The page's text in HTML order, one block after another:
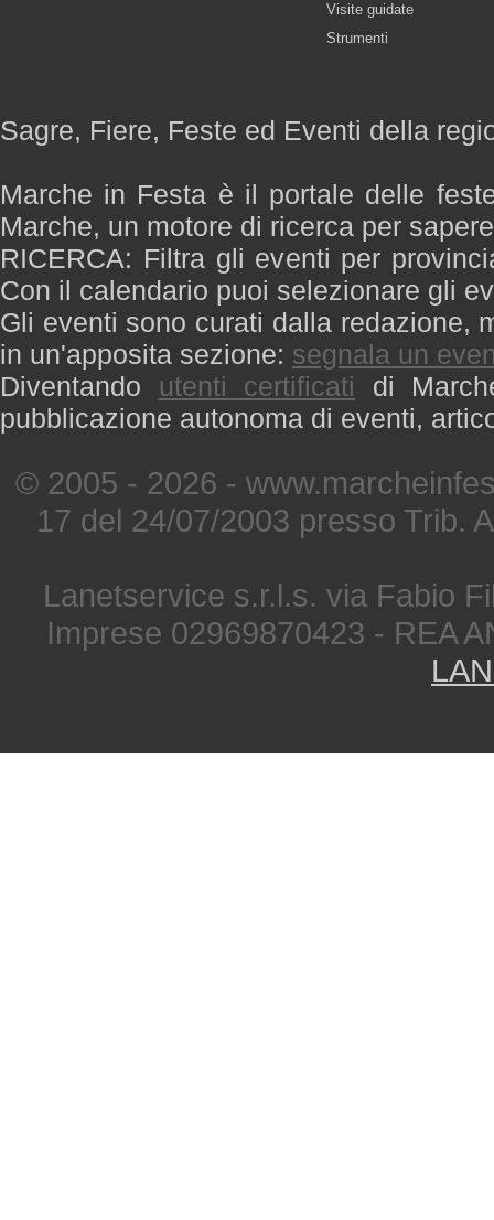
Visite guidate
Strumenti
Sagre, Fiere, Feste ed Eventi della
Marche in Festa è il portale delle
Marche, un motore di ricerca per
RICERCA: Filtra gli eventi per
Con il calendario puoi selezionare gli
Gli eventi sono curati dalla redazione,
in un'apposita sezione: segnala un
Diventando utenti certificati di
pubblicazione autonoma di eventi,
© 2005 - 2026 -
17 del 24/07/2003 presso Trib.
Lanetservice s.r.l.s. via Fabio
Imprese 02969870423 - REA